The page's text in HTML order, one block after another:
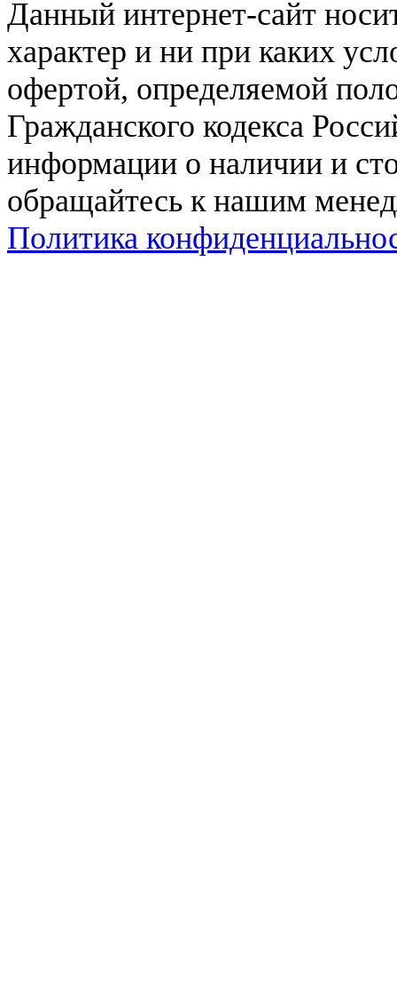
Данный интернет-сайт
характер и ни при каких
офертой, определяемой
Гражданского кодекса
информации о наличии и
обращайтесь к нашим
Политика